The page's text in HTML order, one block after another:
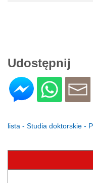
Udostępnij
lista - Studia doktorskie -